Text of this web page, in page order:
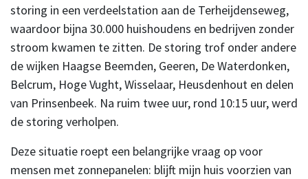
storing in een verdeelstation aan de Terheijdenseweg,
waardoor bijna 30.000 huishoudens en bedrijven zonder
stroom kwamen te zitten. De storing trof onder andere
de wijken Haagse Beemden, Geeren, De Waterdonken,
Belcrum, Hoge Vught, Wisselaar, Heusdenhout en delen
van Prinsenbeek. Na ruim twee uur, rond 10:15 uur, werd
de storing verholpen.
Deze situatie roept een belangrijke vraag op voor
mensen met zonnepanelen: blijft mijn huis voorzien van